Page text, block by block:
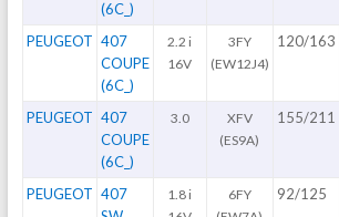
(6C_)
PEUGEOT 407
COUPE
(6C_)
2.2 i
16V
3FY
(EW12J4)
120/163
PEUGEOT 407
COUPE
(6C_)
3.0
XFV
(ES9A)
155/211
PEUGEOT 407
1.8 i
6FY
92/125